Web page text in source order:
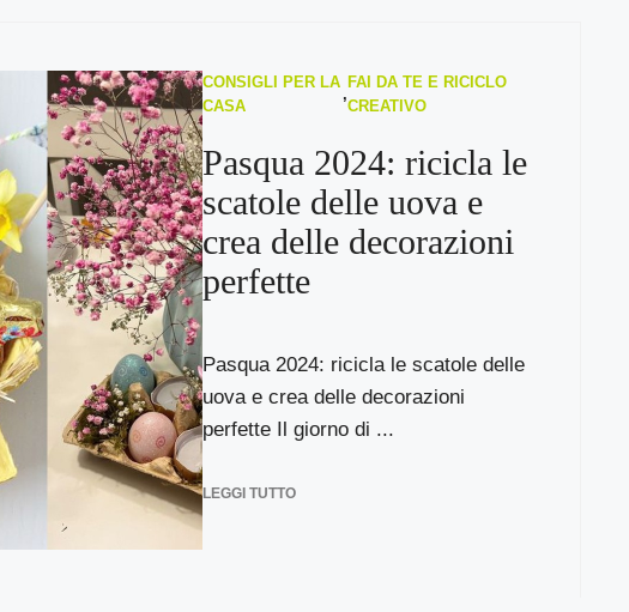
CONSIGLI PER LA
CASA
,
FAI DA TE E RICICLO
CREATIVO
Pasqua 2024: ricicla le
scatole delle uova e
crea delle decorazioni
perfette
Pasqua 2024: ricicla le scatole delle
uova e crea delle decorazioni
perfette Il giorno di ...
LEGGI TUTTO